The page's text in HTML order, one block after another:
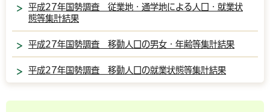
平成27年国勢調査 従業地・通学地による人口・就業状
態等集計結果
平成27年国勢調査 移動人口の男女・年齢等集計結果
平成27年国勢調査 移動人口の就業状態等集計結果